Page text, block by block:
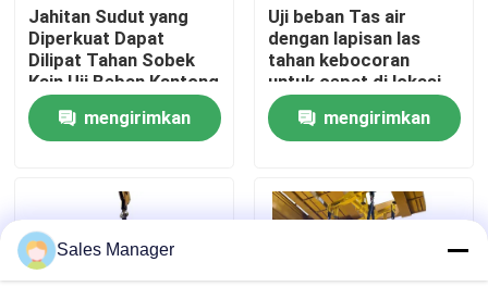
Kontrol kualitas
Quote request suatu
Airbag Penyelamatan Laut
Airbag Laut Tiup
Jahitan Sudut yang
Diperkuat Dapat
Dilipat Tahan Sobek
Kain Uji Beban Kantong
Air untuk Uji Beban
Bukti mengirimkan
Uji beban Tas air
dengan lapisan las
tahan kebocoran
untuk cepat di lokasi
mengisi saluran
pembuangan tanpa
berat padat
mengirimkan
Sales Manager